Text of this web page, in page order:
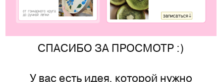
СПАСИБО ЗА ПРОСМОТР :)
У вас есть идея, которой нужно